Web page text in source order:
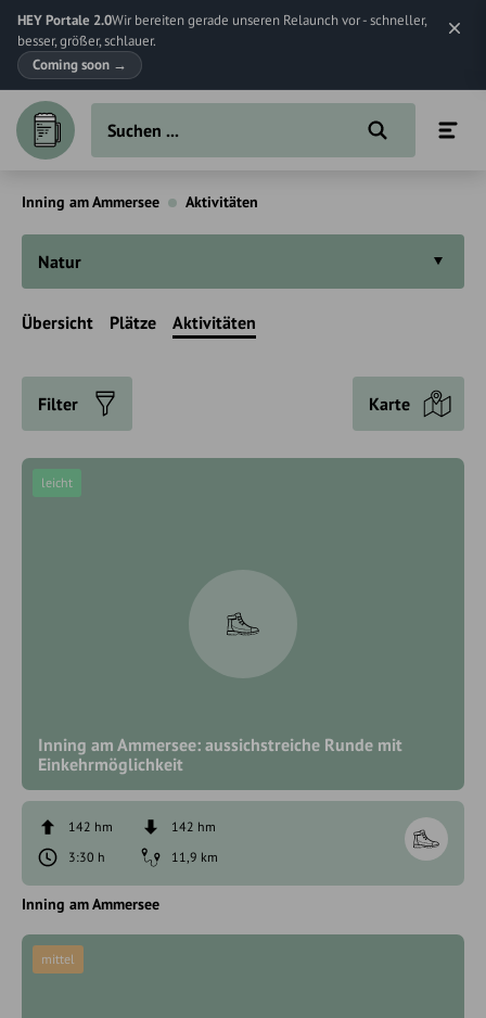
HEY Portale 2.0Wir bereiten gerade unseren Relaunch vor - schneller,
besser, größer, schlauer.
Coming soon →
Inning am Ammersee Aktivitäten
Natur
Übersicht Plätze Aktivitäten
Filter Karte
Inning am Ammersee: aussichstreiche Runde mit
Einkehrmöglichkeit
leicht
142 hm
142 hm
3:30 h
11,9 km
Inning am Ammersee
mittel